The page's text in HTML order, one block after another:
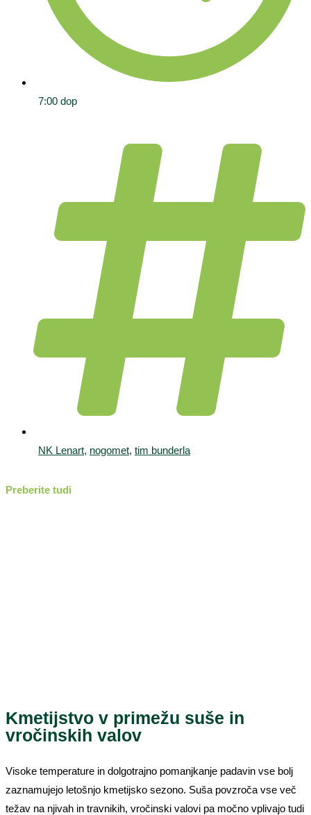
7:00 dop
NK Lenart, nogomet, tim bunderla
Preberite tudi
Kmetijstvo v primežu suše in
vročinskih valov
Visoke temperature in dolgotrajno pomanjkanje padavin vse bolj
zaznamujejo letošnjo kmetijsko sezono. Suša povzroča vse več
težav na njivah in travnikih, vročinski valovi pa močno vplivajo tudi